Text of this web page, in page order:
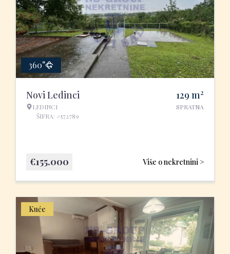
360°
Novi Ledinci
LEDINCI
ŠIFRA: #572789
129 m2
SPRATNA
Više o nekretnini >
€155.000
Kuće